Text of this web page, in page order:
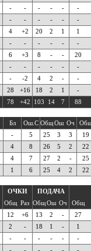
- - - - - -
- - - - - -
4 +2 20 2 1 1
- - - - - -
6 +3 8 - - 20
- - - - - -
- -2 4 2 - -
28 +16 18 2 1 -
78 +42 103 14 7 88
Бл Ош.С ОбщОш Оч
- 5 25 3 3 19
4 8 26 5 2 22
4 7 27 2 - 25
1 6 25 4 2 22
ОЧКИ ПОДАЧА
Общ Раз ОбщОш Оч Общ
12 +6 13 2 - 27
2 - 18 1 - 1
- - - - - -